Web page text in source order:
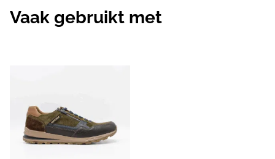
Vaak gebruikt met